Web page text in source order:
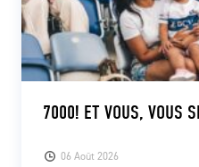
06 Août 2026
7000! ET VOUS, VOUS